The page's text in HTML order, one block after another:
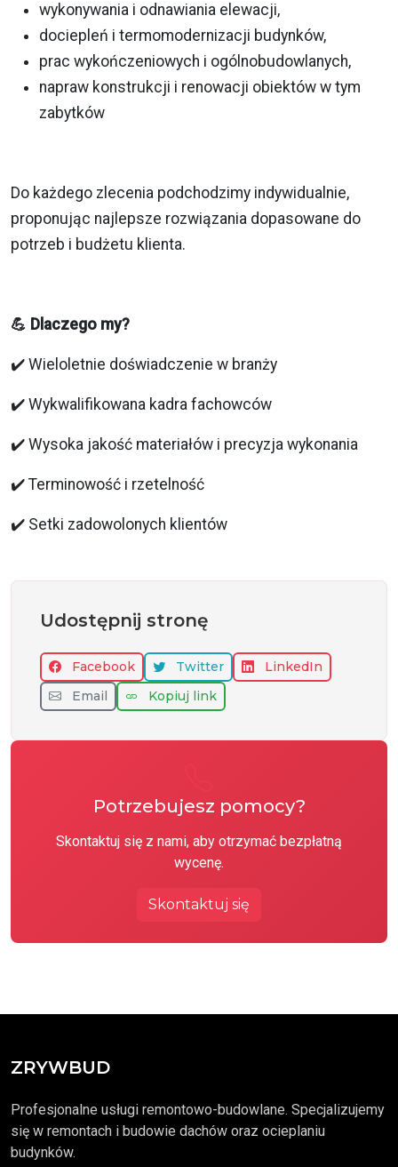
wykonywania i odnawiania elewacji,
dociepleń i termomodernizacji budynków,
prac wykończeniowych i ogólnobudowlanych,
napraw konstrukcji i renowacji obiektów w tym
zabytków
Do każdego zlecenia podchodzimy indywidualnie,
proponując najlepsze rozwiązania dopasowane do
potrzeb i budżetu klienta.
💪 Dlaczego my?
✔️ Wieloletnie doświadczenie w branży
✔️ Wykwalifikowana kadra fachowców
✔️ Wysoka jakość materiałów i precyzja wykonania
✔️ Terminowość i rzetelność
✔️ Setki zadowolonych klientów
Udostępnij stronę
Facebook Twitter
LinkedIn
Email
Kopiuj link
Potrzebujesz pomocy?
Skontaktuj się z nami, aby otrzymać bezpłatną
wycenę.
Skontaktuj się
ZRYWBUD
Profesjonalne usługi remontowo-budowlane. Specjalizujemy
się w remontach i budowie dachów oraz ocieplaniu
budynków.